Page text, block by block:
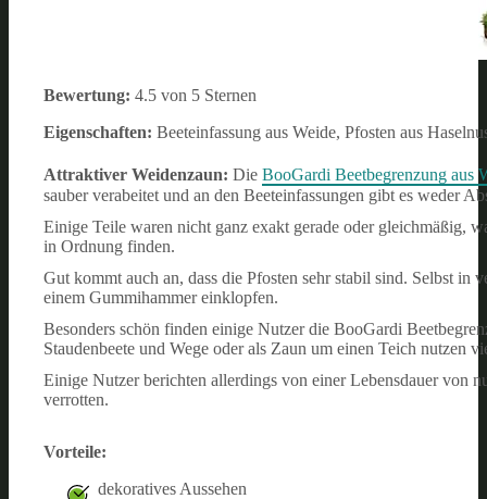
Bewertung: 4.5 von 5 Sternen
Eigenschaften: Beeteinfassung aus Weide, Pfosten aus
Attraktiver Weidenzaun: Die BooGardi Beetbegrenzung aus
sauber verabeitet und an den Beeteinfassungen gibt es weder
Einige Teile waren nicht ganz exakt gerade oder gleichmäßig,
in Ordnung finden.
Gut kommt auch an, dass die Pfosten sehr stabil sind. Selbst in
einem Gummihammer einklopfen.
Besonders schön finden einige Nutzer die BooGardi
Staudenbeete und Wege oder als Zaun um einen Teich nutzen
Einige Nutzer berichten allerdings von einer Lebensdauer von
verrotten.
Vorteile:
dekoratives Aussehen